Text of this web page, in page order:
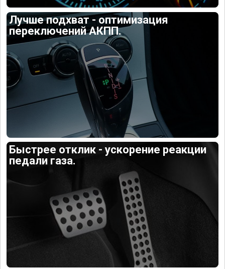
Лучше подхват - оптимизация
переключений АКПП.
Быстрее отклик - ускорение реакции
педали газа.